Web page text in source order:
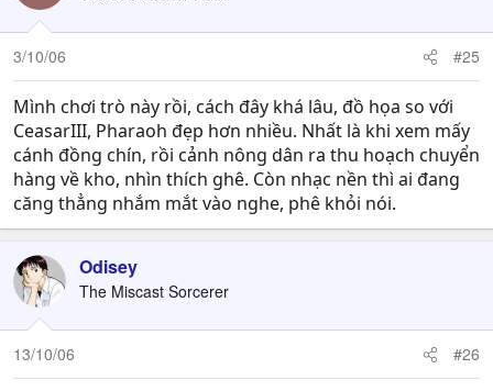
3/10/06 #25
Mình chơi trò này rồi, cách đây khá lâu, đồ họa so với
CeasarIII, Pharaoh đẹp hơn nhiều. Nhất là khi xem mấy
cánh đồng chín, rồi cảnh nông dân ra thu hoạch chuyển
hàng về kho, nhìn thích ghê. Còn nhạc nền thì ai đang
căng thẳng nhắm mắt vào nghe, phê khỏi nói.
Odisey
The Miscast Sorcerer
13/10/06 #26